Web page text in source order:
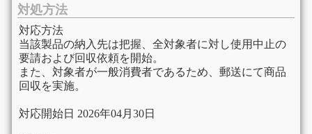
対処方法
対応方法
当該製品の納入先は把握、全対象者に対し使用中止の
要請および回収依頼を開始。
また、対象者が一般消費者であるため、郵送にて商品
回収を実施。
対応開始日 2026年04月30日